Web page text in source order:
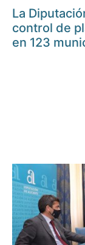
La
control de
en 123